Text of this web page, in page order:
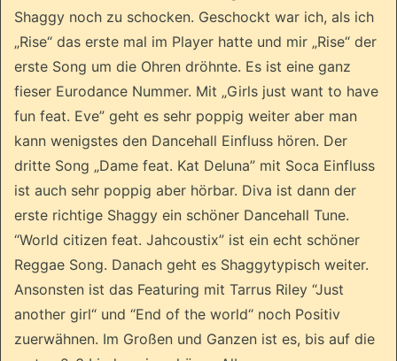
Shaggy noch zu schocken. Geschockt war ich, als ich
„Rise“ das erste mal im Player hatte und mir „Rise“ der
erste Song um die Ohren dröhnte. Es ist eine ganz
fieser Eurodance Nummer. Mit „Girls just want to have
fun feat. Eve” geht es sehr poppig weiter aber man
kann wenigstes den Dancehall Einfluss hören. Der
dritte Song „Dame feat. Kat Deluna” mit Soca Einfluss
ist auch sehr poppig aber hörbar. Diva ist dann der
erste richtige Shaggy ein schöner Dancehall Tune.
“World citizen feat. Jahcoustix” ist ein echt schöner
Reggae Song. Danach geht es Shaggytypisch weiter.
Ansonsten ist das Featuring mit Tarrus Riley “Just
another girl“ und “End of the world“ noch Positiv
zuerwähnen. Im Großen und Ganzen ist es, bis auf die